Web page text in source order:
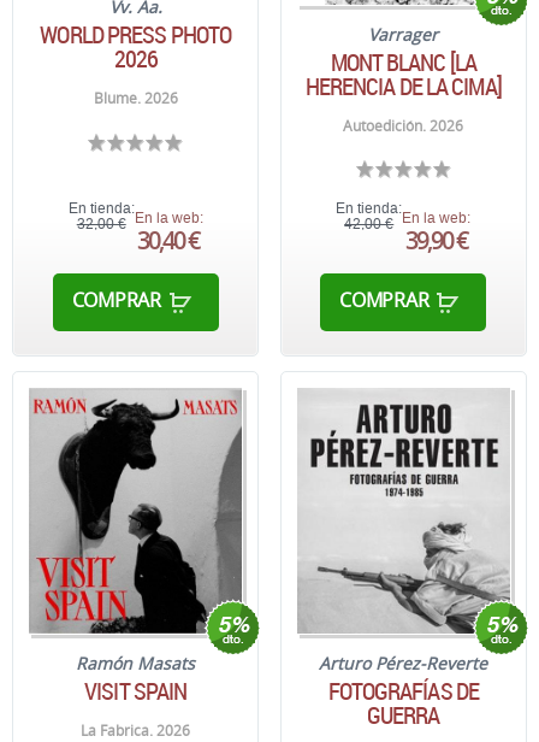
Vv. Aa.
WORLD PRESS PHOTO
2026
Blume. 2026
En tienda:
32,00 € En la web:
30,40 €
COMPRAR
Varrager
MONT BLANC [LA
HERENCIA DE LA CIMA]
Autoedición. 2026
En tienda:
42,00 €
En la web:
39,90 €
COMPRAR
Ramón Masats
VISIT SPAIN
La Fabrica. 2026
Arturo Pérez-Reverte
FOTOGRAFÍAS DE
GUERRA